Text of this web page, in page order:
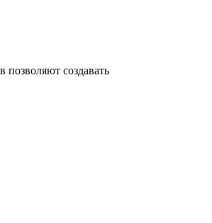
создавать